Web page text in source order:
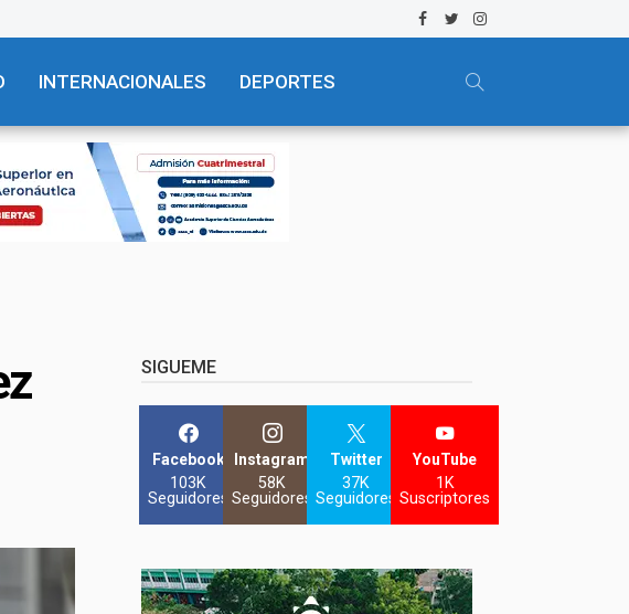
INTERNACIONALES DEPORTES
SIGUEME
Facebook
103K
Seguidores
Instagram
58K
Seguidores
Twitter
37K
Seguidores
YouTube
1K
Suscriptores